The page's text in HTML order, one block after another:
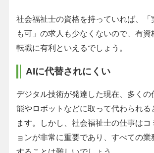
社会福祉士の資格を持っていれば、「
も可」の求人も少なくないので、有資
転職に有利といえるでしょう。
AIに代替されにくい
デジタル技術が発達した現在、多くの
能やロボットなどに取って代わられる
ます。しかし、社会福祉士の仕事はコ
ョンが非常に重要であり、すべての業